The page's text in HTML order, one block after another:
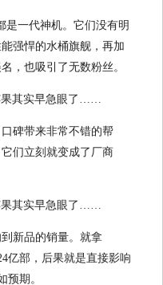
是一代神机。它们没有明
强悍的水桶旗舰，再加
，也吸引了无数粉丝。
碑带来非常不错的帮
们立刻就变成了厂商
新品的销量。就拿
亿部，后果就是直接影响
预期。